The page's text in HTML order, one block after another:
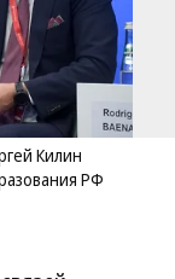
Килин
РФ